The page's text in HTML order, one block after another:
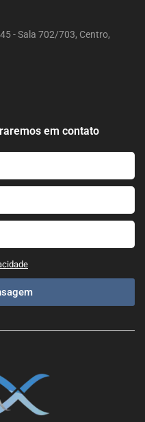
- Sala 702/703, Centro,
em contato